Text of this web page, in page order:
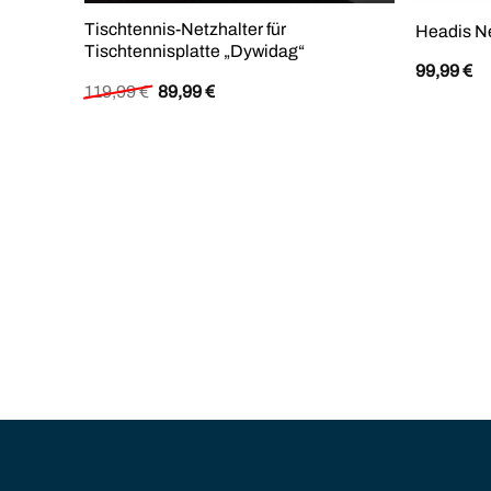
Tischtennis-Netzhalter für
Tischtennisplatte „Dywidag“
119,99€ Ursprünglicher
Preis
89,99€Aktueller
Headis
99,99€